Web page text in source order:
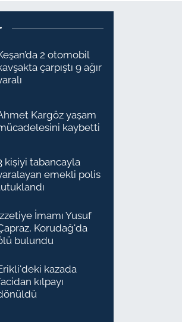
2 otomobil
çarpıştı 9 ağır
Kargöz yaşam
kaybetti
kişiyi tabancayla
emekli polis
İmamı Yusuf
Korudağ'da
bulundu
kazada
kılpayı